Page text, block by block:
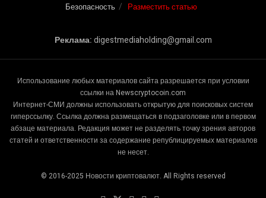
Безопасность
Разместить статью
Реклама:digestmediaholding@gmail.com
Использование любых материалов сайта разрешается при условии
ссылки на Newscryptocoin.com
Интернет-СМИ должны использовать открытую для поисковых систем
гиперссылку. Ссылка должна размещаться в подзаголовке или в первом
абзаце материала. Редакция может не разделять точку зрения авторов
статей и ответственности за содержание републицируемых материалов
не несет.
© 2016-2025 Новости криптовалют. All Rights reserved